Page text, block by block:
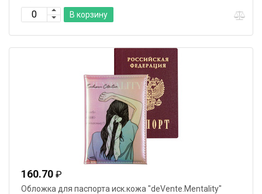
В корзину
160.70 ₽
Обложка для паспорта иск.кожа "deVente.Mentality"